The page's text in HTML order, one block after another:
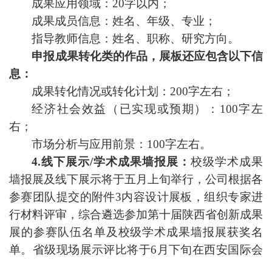
成果应用领域：20字以内；
成果成员信息：姓名、年级、专业；
指导教师信息：姓名、职称、研究方向。
申报成果转化类的作品，展板还应包含以下信
息：
成果转化情况或转化计划： 200字左右；
经济社会效益（已实现或预期）：100字左
右；
市场分析与应用前景：100字左右。
4.线下展示/学术成果墙报展：校级学术成果
墙报展及线下展示将于五月
上旬举行，公司根据各
参赛团队提交的附件3内容设计展板，组织专家进
行材料评审 ，综合遴选参加第十届陕西省创新成果
展的参赛队伍名单及校级学术成果墙报展获奖名
单。 省级现场展示评比将于6月下旬在西安国际会